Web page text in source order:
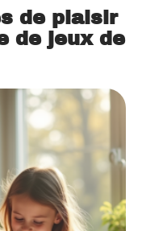
de plaisir
de jeux de